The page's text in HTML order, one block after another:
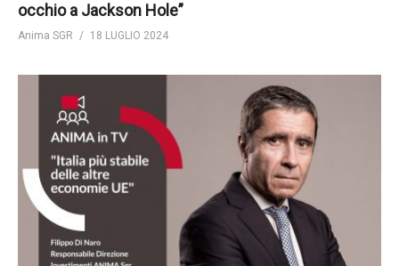
occhio a Jackson Hole”
Anima SGR 18 LUGLIO 2024